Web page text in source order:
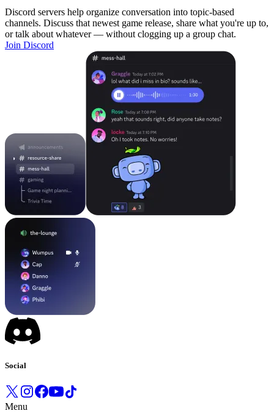
Discord servers help organize conversation into topic-based
channels. Discuss that newest game release, share what you're up to,
or talk about whatever — without clogging up a group chat.
Join Discord
Social
Menu